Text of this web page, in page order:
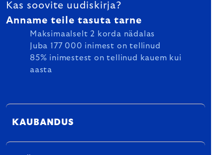
Kas soovite uudiskirja?
Anname teile tasuta tarne
Maksimaalselt 2 korda nädalas
Juba 177 000 inimest on tellinud
85% inimestest on tellinud kauem kui
aasta
KAUBANDUS